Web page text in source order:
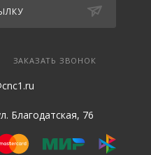
ЗАКАЗАТЬ ЗВОНОК
Благодатская, 76